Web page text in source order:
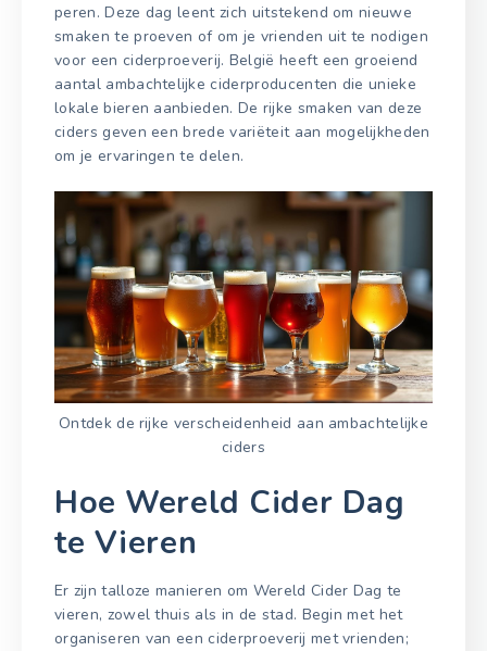
peren. Deze dag leent zich uitstekend om nieuwe
smaken te proeven of om je vrienden uit te nodigen
voor een ciderproeverij. België heeft een groeiend
aantal ambachtelijke ciderproducenten die unieke
lokale bieren aanbieden. De rijke smaken van deze
ciders geven een brede variëteit aan mogelijkheden
om je ervaringen te delen.
Ontdek de rijke verscheidenheid aan ambachtelijke
ciders
Hoe Wereld Cider Dag
te Vieren
Er zijn talloze manieren om Wereld Cider Dag te
vieren, zowel thuis als in de stad. Begin met het
organiseren van een ciderproeverij met vrienden;